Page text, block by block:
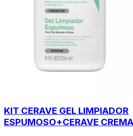
KIT CERAVE GEL LIMPIADOR
ESPUMOSO+CERAVE